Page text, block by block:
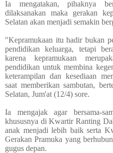
Ia mengatakan, pihaknya
dilaksanakan maka gerakan
Selatan akan menjadi semakin
"Kepramukaan itu hadir bukan
pendidikan keluarga, tetapi
karena kepramukaan
pendidikan untuk membina
keterampilan dan kesediaan
saat memberikan sambutan,
Selatan, Jum'at (12/4) sore.
Ia mengajak agar bersama-
khususnya di Kwartir Ranting
anak menjadi lebih baik serta
Gerakan Pramuka yang
gugus depan.